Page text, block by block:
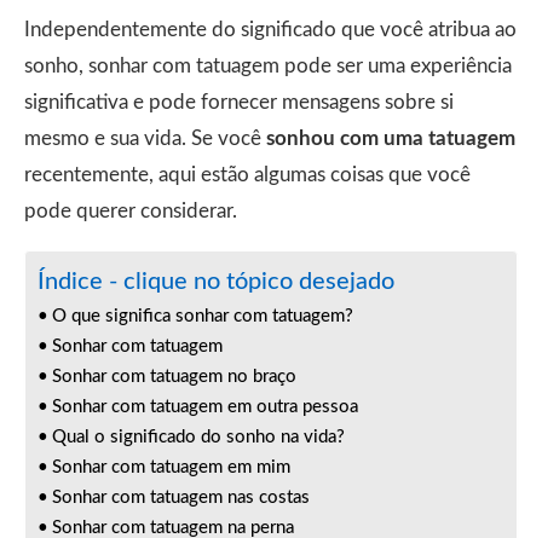
Independentemente do significado que você atribua ao
sonho, sonhar com tatuagem pode ser uma experiência
significativa e pode fornecer mensagens sobre si
mesmo e sua vida. Se você sonhou com uma tatuagem
recentemente, aqui estão algumas coisas que você
pode querer considerar.
Índice - clique no tópico desejado
O que significa sonhar com tatuagem?
Sonhar com tatuagem
Sonhar com tatuagem no braço
Sonhar com tatuagem em outra pessoa
Qual o significado do sonho na vida?
Sonhar com tatuagem em mim
Sonhar com tatuagem nas costas
Sonhar com tatuagem na perna